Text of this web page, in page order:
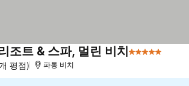
조트 & 스파, 멀린 비치5 성급
평점) 파통 비치